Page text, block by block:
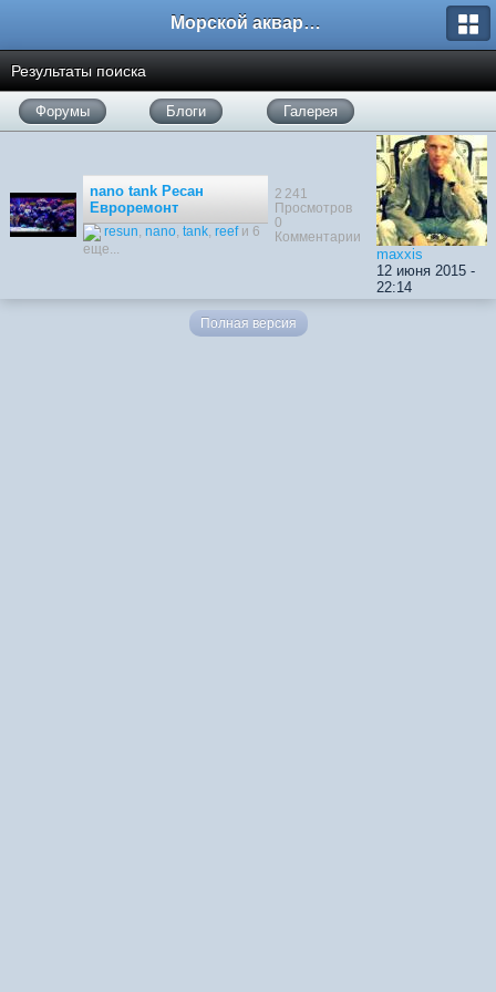
Морской аквариум. Форумы ReefCentral.ru
Результаты поиска
Форумы Блоги Галерея
nano tank Ресан
Евроремонт
resun nano tank reef и 6
еще...
2 241
Просмотров
0
Комментарии
maxxis
12 июня 2015 -
22:14
Полная версия